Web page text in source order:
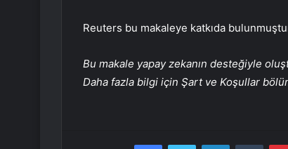
Reuters bu makaleye katkıda
Bu makale yapay zekanın desteğiyle
Daha fazla bilgi için Şart ve Koşullar
FacebookTwitter LinkedIn